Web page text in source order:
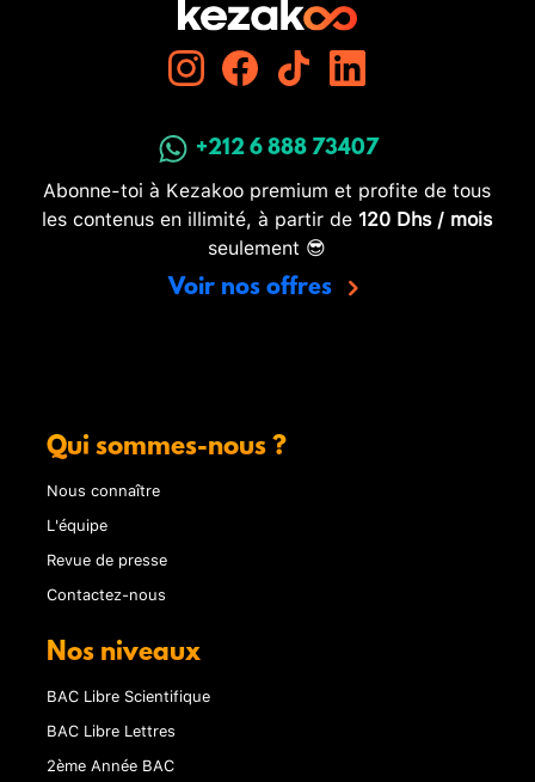
+212 6 888 73407
Abonne-toi à Kezakoo premium et profite de tous
les contenus en illimité, à partir de 120 Dhs / mois
seulement 😎
Voir nos offres
Qui sommes-nous ?
Nous connaître
L'équipe
Revue de presse
Contactez-nous
Nos niveaux
BAC Libre Scientifique
BAC Libre Lettres
2ème Année BAC